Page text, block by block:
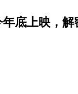
底上映，